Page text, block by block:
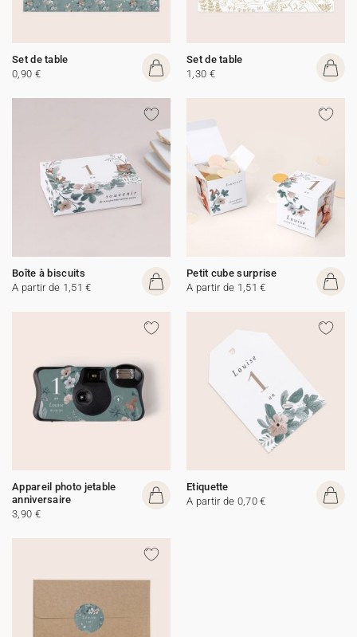
Set de table
0,90 €
Set de table
1,30 €
Boîte à biscuits
A partir de 1,51 €
Petit cube surprise
A partir de 1,51 €
Appareil photo jetable
anniversaire
3,90 €
Etiquette
A partir de 0,70 €